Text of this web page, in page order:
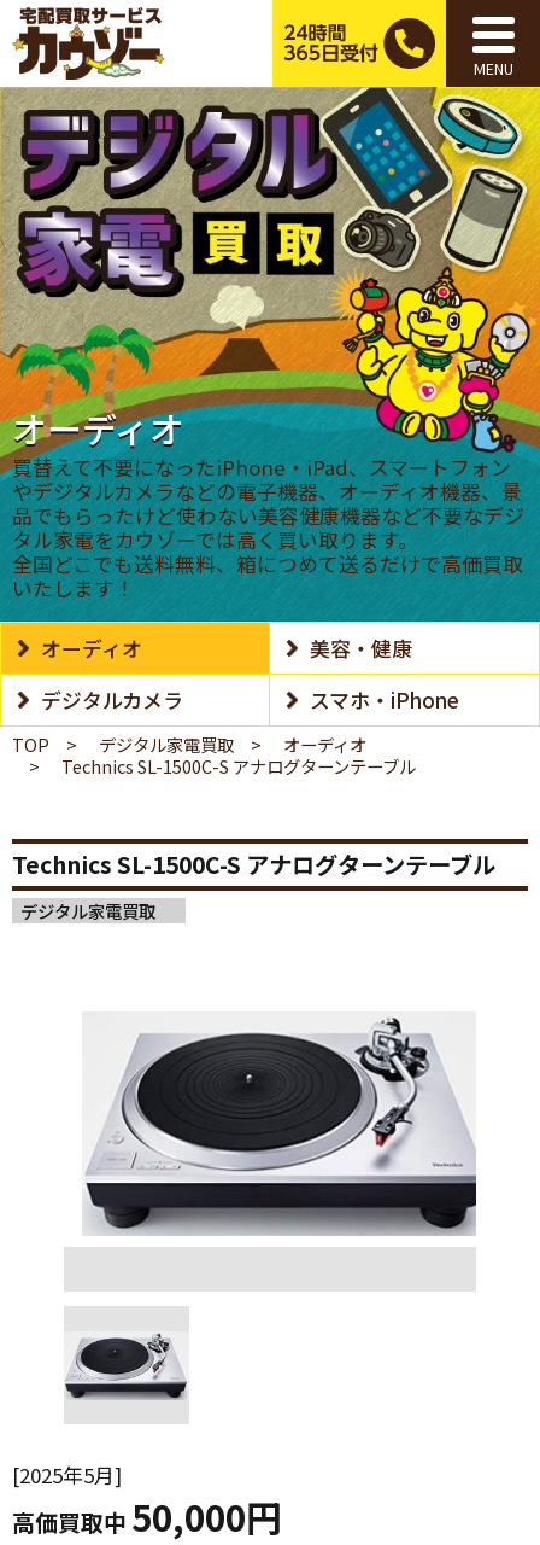
MENU
オーディオ
買替えて不要になったiPhone・iPad、スマートフォン
やデジタルカメラなどの電子機器、オーディオ機器、景
品でもらったけど使わない美容健康機器など不要なデジ
タル家電をカウゾーでは高く買い取ります。
全国どこでも送料無料、箱につめて送るだけで高価買取
いたします！
オーディオ
美容・健康
デジタルカメラ
スマホ・iPhone
TOP デジタル家電買取
オーディオ
Technics SL-1500C-S アナログターンテーブル
Technics SL-1500C-S アナログターンテーブル
デジタル家電買取
2025年5月
高価買取中 50,000円